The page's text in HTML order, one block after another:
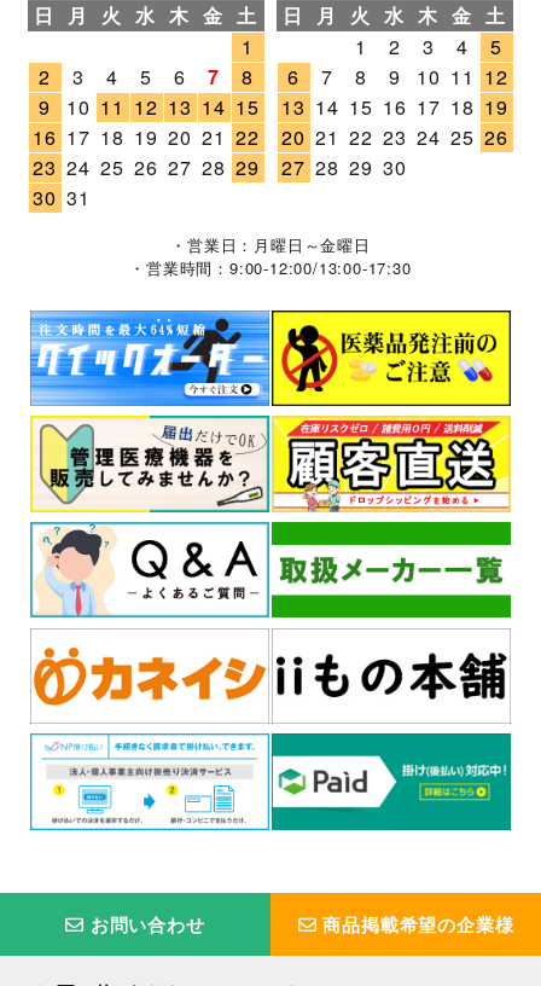
日
月 火 水 木 金 土
1
2
3 4 5 6 7
8
9
10 11 12 13 14 15
16 17 18 19 20 21 22
23 24 25 26 27 28 29
30 31
日
月 火 水 木 金 土
1
2 3 4
5
6
7 8 9 10 11 12
13 14 15 16 17 18 19
20 21 22 23 24 25 26
27 28 29 30
・営業日：月曜日～金曜日
・営業時間：9:00-12:00/13:00-17:30
お問い合わせ 商品掲載希望の企業様